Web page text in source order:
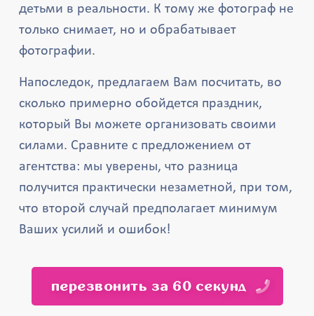
детьми в реальности. К тому же фотограф не
только снимает, но и обрабатывает
фотографии.
Напоследок, предлагаем Вам посчитать, во
сколько примерно обойдется праздник,
который Вы можете организовать своими
силами. Сравните с предложением от
агентства: мы уверены, что разница
получится практически незаметной, при том,
что второй случай предполагает минимум
Ваших усилий и ошибок!
перезвонить за 60 секунд